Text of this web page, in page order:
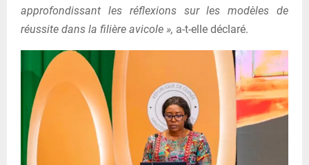
approfondissant les réflexions sur les modèles de
réussite dans la filière avicole », a-t-elle déclaré.